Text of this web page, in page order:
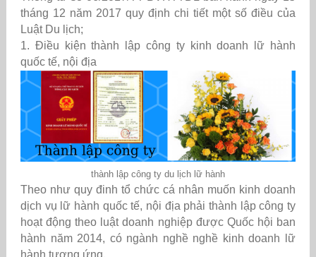
tháng 12 năm 2017 quy định chi tiết một số điều của
Luật Du lịch;
1. Điều kiện thành lập công ty kinh doanh lữ hành
quốc tế, nội địa
thành lập công ty du lịch lữ hành
Theo như quy đinh tổ chức cá nhân muốn kinh doanh
dịch vụ lữ hành quốc tế, nội địa phải thành lập công ty
hoạt động theo luật doanh nghiệp được Quốc hội ban
hành năm 2014, có ngành nghề nghề kinh doanh lữ
hành tương ứng.